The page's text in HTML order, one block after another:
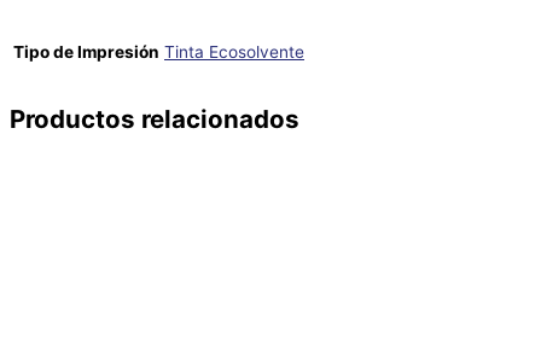
Tipo de Impresión Tinta Ecosolvente
Productos relacionados